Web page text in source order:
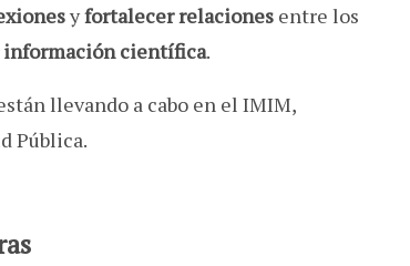
yfortalecer relaciones entre los
científica.
llevando a cabo en el IMIM,
Pública.